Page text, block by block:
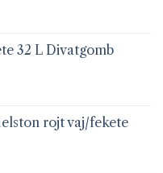
32 L Divatgomb
rojt vaj/fekete